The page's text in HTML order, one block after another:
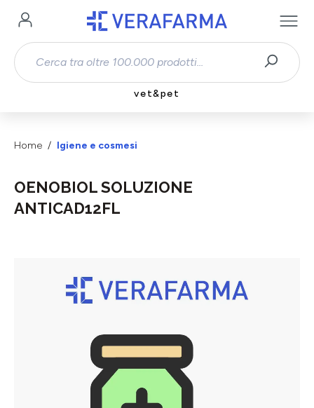
Passa al contenuto principale
vet&pet
Home Igiene e cosmesi
OENOBIOL SOLUZIONE
ANTICAD12FL